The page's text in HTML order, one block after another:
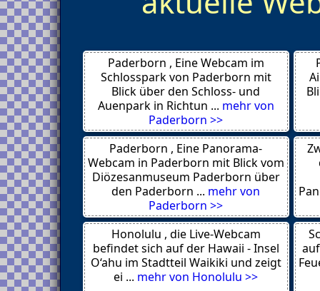
Raubling 83064
Apfeltrang
Marktrodach in Oberfranken
96364
Murnau am Staffelsee 82418
Waltenhofen 87448
Hassfurt
Kaufbeuren 87600
New York
Vohenstrauss 92648
Wuerzburg 97082
Rimsting 83253
Piding 83451
Burghausen
Vohenstrauss 92648
Raisting 82399
Ruhpolding 83324
Seehausen am Staffelsee 82418
Bad Fuessing
Piding 83451
Garmisch-Partenkirchen
Bayreuth
Paderborn , Eine Webcam im
Schlosspark von Paderborn mit
Blick über den Schloss- und
Auenpark in Richtun ... mehr von
Paderborn >>
Paderborn , Eine Panorama-
Webcam in Paderborn mit Blick vom
Diözesanmuseum Paderborn über
den Paderborn ... mehr von
Paderborn >>
Honolulu , die Live-Webcam
befindet sich auf der Hawaii - Insel
O‘ahu im Stadtteil Waikiki und zeigt
ei ... mehr von Honolulu >>